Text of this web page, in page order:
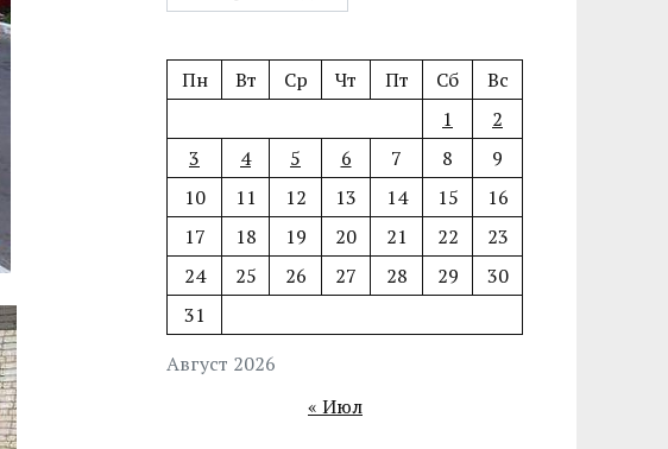
Август 2026
Пн Вт Ср Чт Пт Сб
Вс
1
2
3
4 5 6 7 8
9
10
11 12 13 14 15
16
17
18 19 20 21 22
23
24
25 26 27 28 29
30
31
« Июл